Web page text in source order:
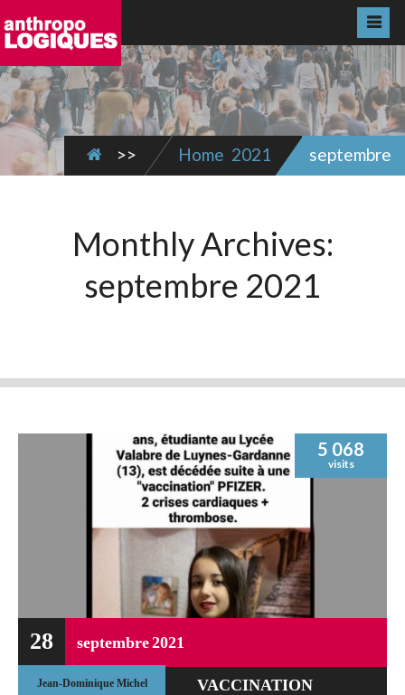
>> Home 2021 septembre
Monthly Archives:
septembre 2021
28 septembre2021
5 068
visits
Jean-Dominique Michel VACCINATION